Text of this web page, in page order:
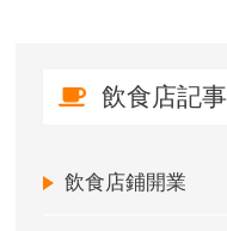
飲食店記事
飲食店鋪開業